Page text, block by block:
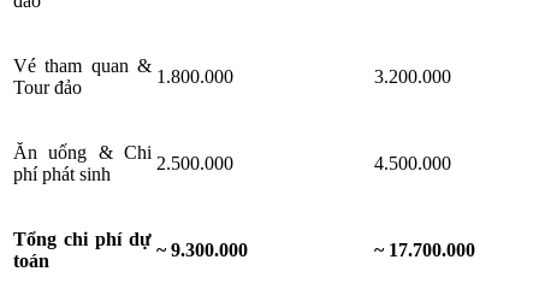
Vé tham quan &
Tour đảo
1.800.000 3.200.000
Ăn uống & Chi
phí phát sinh
2.500.000 4.500.000
Tổng chi phí dự
toán
~ 9.300.000 ~ 17.700.000